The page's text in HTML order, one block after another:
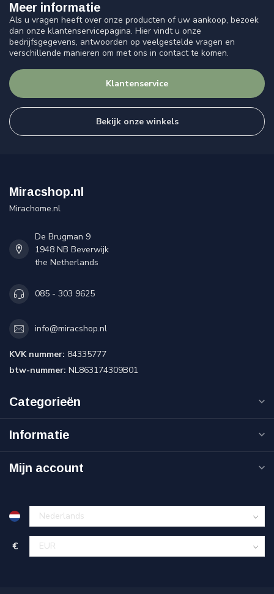
Meer informatie
Als u vragen heeft over onze producten of uw aankoop, bezoek
dan onze klantenservicepagina. Hier vindt u onze
bedrijfsgegevens, antwoorden op veelgestelde vragen en
verschillende manieren om met ons in contact te komen.
Klantenservice
Bekijk onze winkels
Miracshop.nl
Mirachome.nl
De Brugman 9
1948 NB Beverwijk
the Netherlands
085 - 303 9625
info@miracshop.nl
KVK nummer: 84335777
btw-nummer: NL863174309B01
Categorieën
Informatie
Mijn account
€